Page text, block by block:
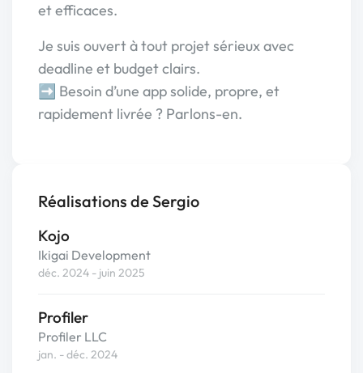
et efficaces.
Je suis ouvert à tout projet sérieux avec
deadline et budget clairs.
➡️ Besoin d’une app solide, propre, et
rapidement livrée ? Parlons-en.
Réalisations de Sergio
Kojo
Ikigai Development
déc. 2024 - juin 2025
Profiler
Profiler LLC
jan. - déc. 2024